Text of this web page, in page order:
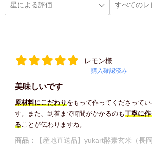
レモン様
購入確認済み
美味しいです
原材料にこだわりをもって作ってくださって
す。また、到着まで時間がかかるのも丁寧に
ることが伝わりますね。
商品：
【産地直送品】yukart酵素玄米（長